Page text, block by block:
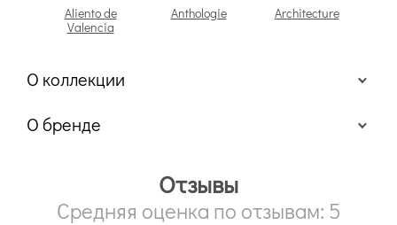
Aliento de
Valencia
Anthologie Architecture
О коллекции
О бренде
Отзывы
Средняя оценка по отзывам: 5